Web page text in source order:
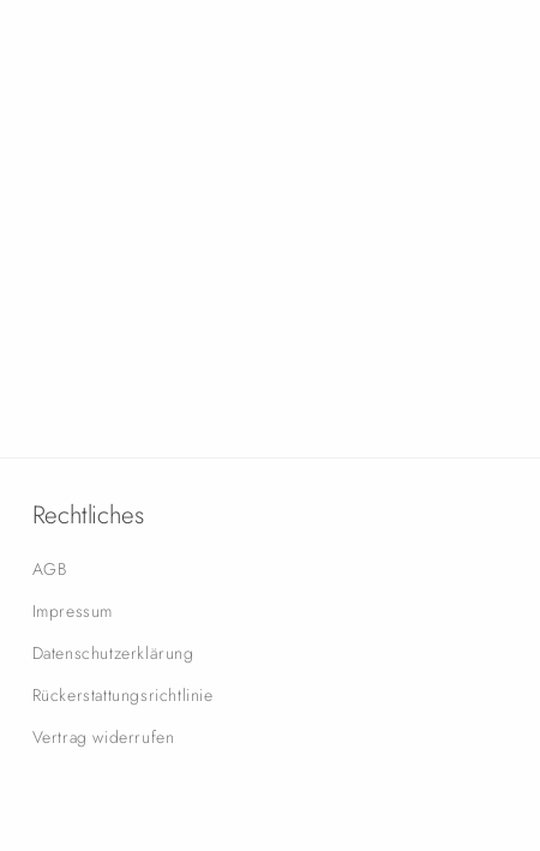
Rechtliches
AGB
Impressum
Datenschutzerklärung
Rückerstattungsrichtlinie
Vertrag widerrufen